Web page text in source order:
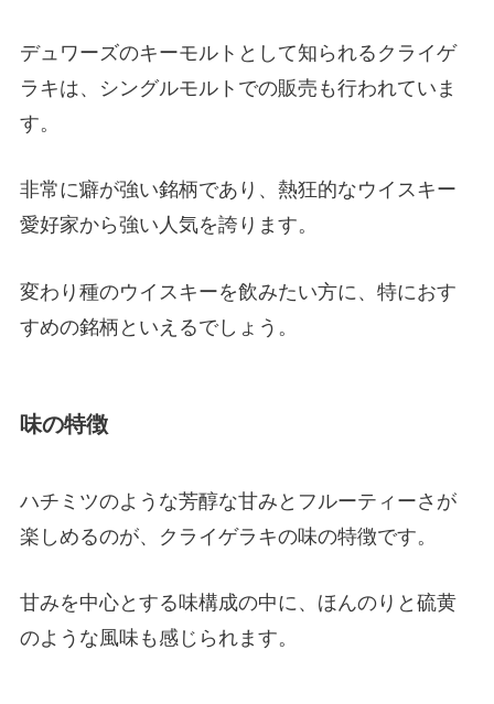
デュワーズのキーモルトとして知られるクライゲ
ラキは、シングルモルトでの販売も行われていま
す。
非常に癖が強い銘柄であり、熱狂的なウイスキー
愛好家から強い人気を誇ります。
変わり種のウイスキーを飲みたい方に、特におす
すめの銘柄といえるでしょう。
味の特徴
ハチミツのような芳醇な甘みとフルーティーさが
楽しめるのが、クライゲラキの味の特徴です。
甘みを中心とする味構成の中に、ほんのりと硫黄
のような風味も感じられます。